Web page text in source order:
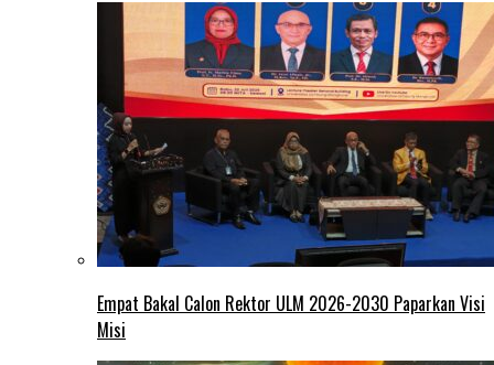
Empat Bakal Calon Rektor ULM 2026-2030 Paparkan Visi
Misi